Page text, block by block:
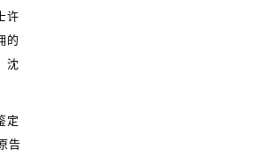
许
的
沈
定
告